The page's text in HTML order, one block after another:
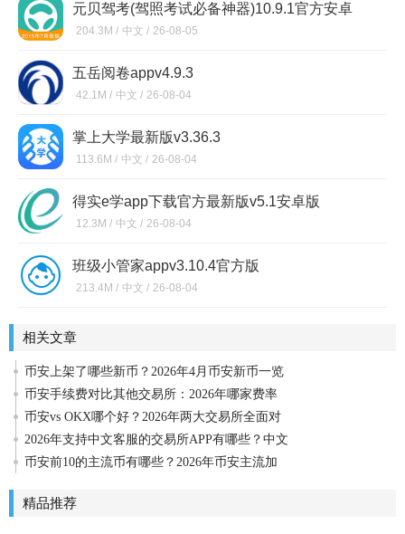
元贝驾考(驾照考试必备神器)10.9.1官方安卓
版
204.3M / 中文 / 26-08-05
五岳阅卷appv4.9.3
42.1M / 中文 / 26-08-04
掌上大学最新版v3.36.3
113.6M / 中文 / 26-08-04
得实e学app下载官方最新版v5.1安卓版
12.3M / 中文 / 26-08-04
班级小管家appv3.10.4官方版
213.4M / 中文 / 26-08-04
相关文章
币安上架了哪些新币？2026年4月币安新币一览
币安手续费对比其他交易所：2026年哪家费率
币安vs OKX哪个好？2026年两大交易所全面对
2026年支持中文客服的交易所APP有哪些？中文
币安前10的主流币有哪些？2026年币安主流加
精品推荐